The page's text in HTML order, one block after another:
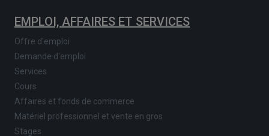
EMPLOI, AFFAIRES ET SERVICES
Offre d'emploi
Demande d'emploi
Services
Cours
Affaires et fonds de commerce
Matériel professionnel et vente en gros
Stages